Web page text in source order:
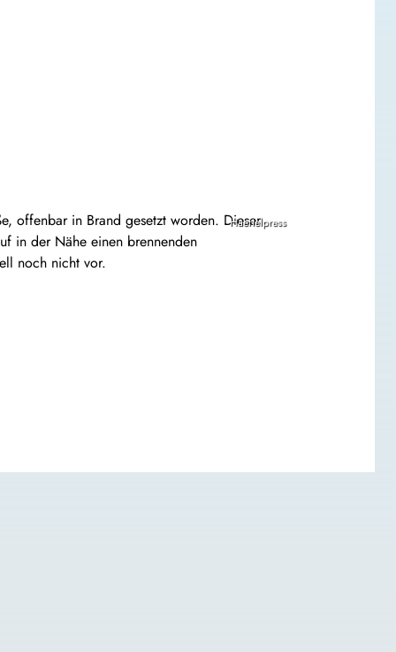
Haertelpress
offenbar in Brand gesetzt worden. Dieser
in der Nähe einen brennenden
noch nicht vor.